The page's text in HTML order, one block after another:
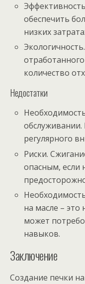
обеспечить
низких
количество
Недостатки
регулярного
Риски.
опасным, если
на масле – это
может
навыков.
Заключение
Создание печки